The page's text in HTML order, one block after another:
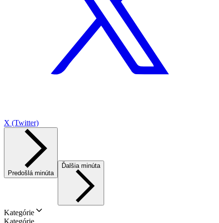
X (Twitter)
Predošlá minúta
Ďalšia minúta
Kategórie
Kategórie